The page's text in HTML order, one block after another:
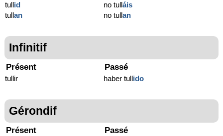
tullid
tullan
no tulláis
no tullan
Infinitif
Présent
tullir
Passé
haber tullido
Gérondif
Présent Passé